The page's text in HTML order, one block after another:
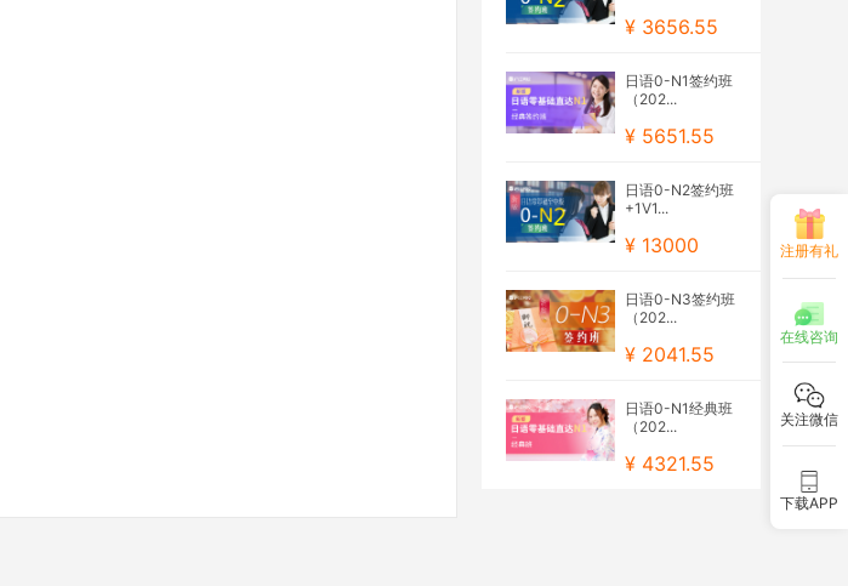
¥ 3656.55
日语0-N1签约班
（202...
¥ 5651.55
日语0-N2签约班
+1V1...
¥ 13000
日语0-N3签约班
（202...
¥ 2041.55
日语0-N1经典班
（202...
¥ 4321.55
注册有礼
在线咨询
关注微信
下载APP